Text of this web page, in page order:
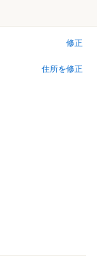
修正
住所を修正